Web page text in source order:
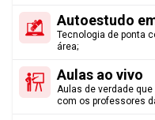
2º SEMESTRE
7
Autoestudo
Tecnologia de ponta
área;
Aulas ao vivo
Aulas de verdade
com os professores